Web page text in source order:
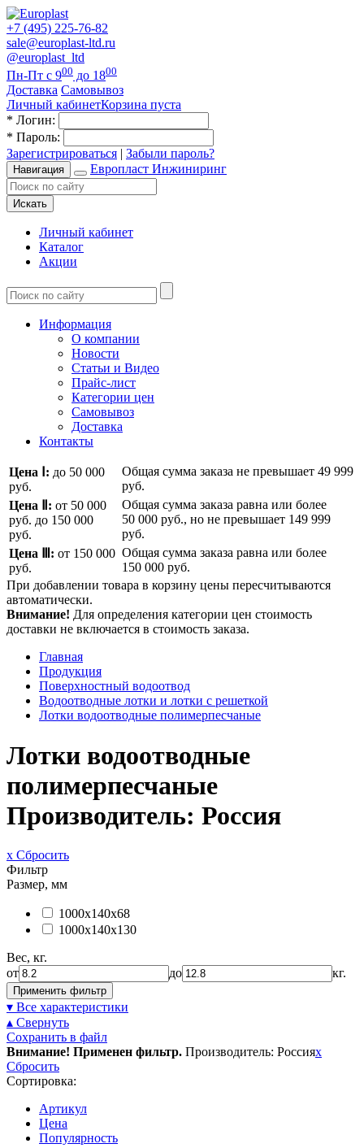
+7 (495) 225-76-82
sale@europlast-ltd.ru
@europlast_ltd
Пн-Пт с 900 до 1800
Доставка Самовывоз
Личный кабинетКорзина пуста
* Логин:
* Пароль:
Зарегистрироваться | Забыли пароль?
Навигация Европласт Инжиниринг
Искать
Личный кабинет
Каталог
Акции
Информация
О компании
Новости
Статьи и Видео
Прайс-лист
Категории цен
Самовывоз
Доставка
Контакты
Цена Ⅰ: до 50 000
руб.
Общая сумма заказа не превышает 49 999
руб.
Цена Ⅱ: от 50 000
руб. до 150 000
руб.
Общая сумма заказа равна или более
50 000 руб., но не превышает 149 999
руб.
Цена Ⅲ: от 150 000
руб.
Общая сумма заказа равна или более
150 000 руб.
При добавлении товара в корзину цены пересчитываются
автоматически.
Внимание! Для определения категории цен стоимость
доставки не включается в стоимость заказа.
Главная
Продукция
Поверхностный водоотвод
Водоотводные лотки и лотки с решеткой
Лотки водоотводные полимерпесчаные
Лотки водоотводные
полимерпесчаные
Производитель: Россия
x Сбросить
Фильтр
Размер, мм
1000x140x68
1000x140x130
Вес, кг.
от
до кг.
Применить фильтр
▾ Все характеристики
▴ Свернуть
Сохранить в файл
Внимание! Применен фильтр. Производитель: Россияx
Сбросить
Сортировка:
Артикул
Цена
Популярность